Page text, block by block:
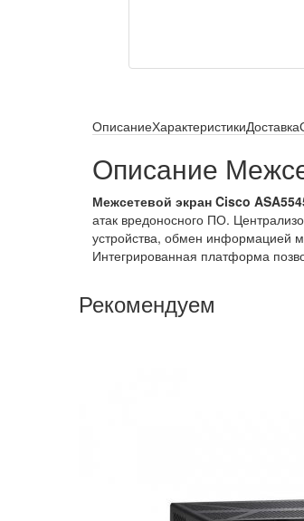
ОписаниеХарактеристикиДоставка
Описание
Межсетевой экран Cisco
атак вредоносного ПО.
устройства, обмен информацией
Интегрированная платформа
Рекомендуем